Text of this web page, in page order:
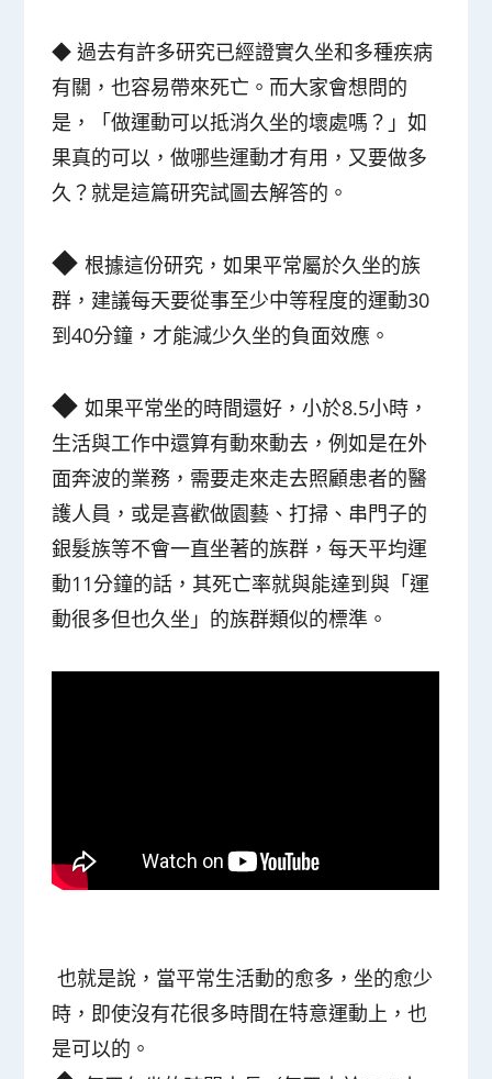
◆ 過去有許多研究已經證實久坐和多種疾病
有關，也容易帶來死亡。而大家會想問的
是，「做運動可以抵消久坐的壞處嗎？」如
果真的可以，做哪些運動才有用，又要做多
久？就是這篇研究試圖去解答的。
◆根據這份研究，如果平常屬於久坐的族
群，建議每天要從事至少中等程度的運動30
到40分鐘，才能減少久坐的負面效應 。
◆如果平常坐的時間還好，小於8.5小時，
生活與工作中還算有動來動去，例如是在外
面奔波的業務，需要走來走去照顧患者的醫
護人員，或是喜歡做園藝、打掃、串門子的
銀髮族等不會一直坐著的族群，每天平均運
動11分鐘的話，其死亡率就與能達到與「運
動很多但也久坐」的族群類似的標準 。
也就是說，當平常生活動的愈多，坐的愈少
時，即使沒有花很多時間在特意運動上，也
是可以的 。